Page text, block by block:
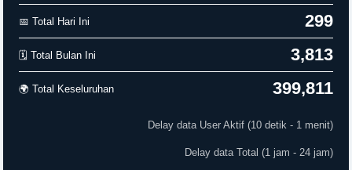
📅 Total Hari Ini 299
🗓️ Total Bulan Ini 3,813
🌍 Total Keseluruhan 399,811
Delay data User Aktif (10 detik - 1 menit)
Delay data Total (1 jam - 24 jam)